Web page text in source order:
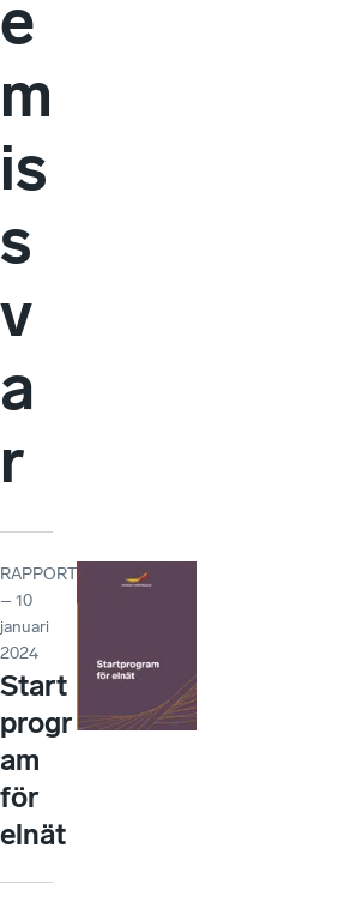
e
m
is
s
v
a
r
RAPPORT
– 10
januari
2024
Start
progr
am
för
elnät